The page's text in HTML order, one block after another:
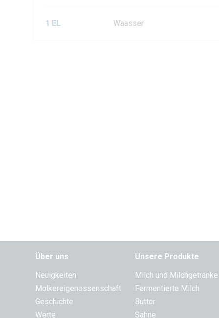
1 EL Waasser
Über uns
Neuigkeiten
Molkereigenossenschaft
Geschichte
Werte
Unsere Produkte
Milch und Milchgetränke
Fermentierte Milch
Butter
Sahne